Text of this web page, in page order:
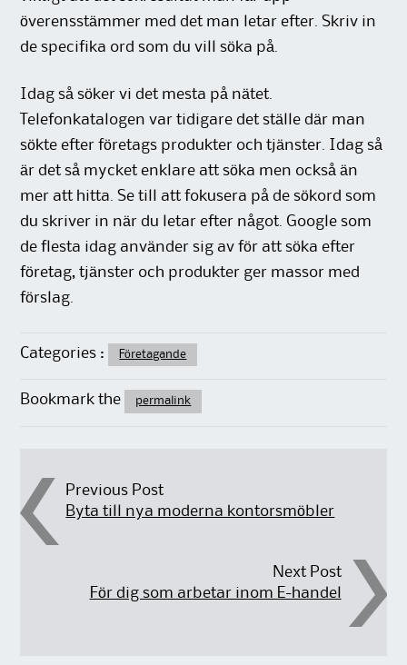
överensstämmer med det man letar efter. Skriv in
de specifika ord som du vill söka på.
Idag så söker vi det mesta på nätet.
Telefonkatalogen var tidigare det ställe där man
sökte efter företags produkter och tjänster. Idag så
är det så mycket enklare att söka men också än
mer att hitta. Se till att fokusera på de sökord som
du skriver in när du letar efter något. Google som
de flesta idag använder sig av för att söka efter
företag, tjänster och produkter ger massor med
förslag.
Categories : Företagande
Bookmark the permalink
Post navigation
Previous Post
Byta till nya moderna kontorsmöbler
Next Post
För dig som arbetar inom E-handel